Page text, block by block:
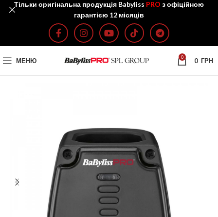
МЕНЮ 0 0 ГРН
Тільки оригінальна продукція Babyliss PRO з офіційною
гарантією 12 місяців